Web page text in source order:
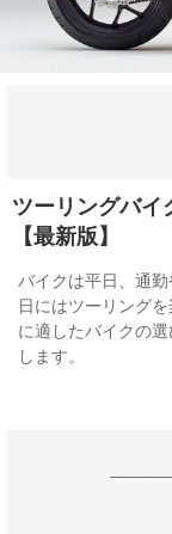
ツーリングバイ
【最新版】
バイクは平日、通
日にはツーリング
に適したバイクの
します。